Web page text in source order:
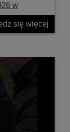
w
się więcej